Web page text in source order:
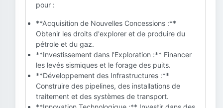
pour :
**Acquisition de Nouvelles Concessions :**
Obtenir les droits d'explorer et de produire du
pétrole et du gaz.
**Investissement dans l'Exploration :** Financer
les levés sismiques et le forage des puits.
**Développement des Infrastructures :**
Construire des pipelines, des installations de
traitement et des systèmes de transport.